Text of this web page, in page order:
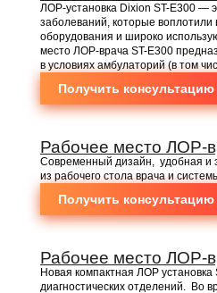
ЛОР-установка Dixion ST-E300 —
заболеваний, которые воплотили
оборудования и широко
место ЛОР-врача ST-E300
в условиях амбулаторий (в том
Получить консультацию
Рабочее место ЛОР-
Современный дизайн, удобная и
из рабочего стола врача и
Получить консультацию
Рабочее место ЛОР-
Новая компактная ЛОР установка
диагностических отделений. Во